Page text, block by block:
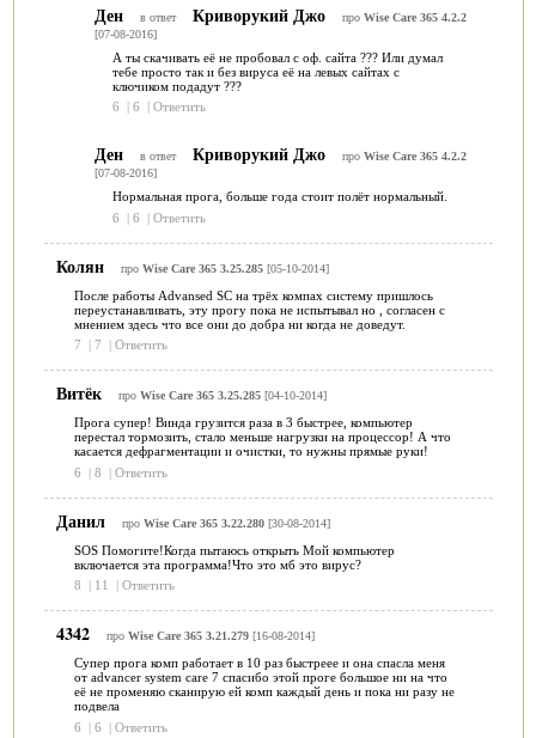
Ден в ответ Криворукий Джо про Wise Care 365 4.2.2
[07-08-2016]
А ты скачивать её не пробовал с оф. сайта ??? Или думал
тебе просто так и без вируса её на левых сайтах с
ключиком подадут ???
6
| 6 | Ответить
Ден в ответ Криворукий Джо про Wise Care 365 4.2.2
[07-08-2016]
Нормальная прога, больше года стоит полёт нормальный.
6
| 6 | Ответить
Колян про Wise Care 365 3.25.285[05-10-2014]
После работы Advansed SC на трёх компах систему пришлось
переустанавливать, эту прогу пока не испытывал но , согласен с
мнением здесь что все они до добра ни когда не доведут.
7
| 7 | Ответить
Витёк про Wise Care 365 3.25.285[04-10-2014]
Прога супер! Винда грузится раза в 3 быстрее, компьютер
перестал тормозить, стало меньше нагрузки на процессор! А что
касается дефрагментации и очистки, то нужны прямые руки!
6
| 8 | Ответить
Данил про Wise Care 365 3.22.280[30-08-2014]
SOS Помогите!Когда пытаюсь открыть Мой компьютер
включается эта программа!Что это мб это вирус?
8
| 11 | Ответить
4342 про Wise Care 365 3.21.279[16-08-2014]
Супер прога комп работает в 10 раз быстреее и она спасла меня
от advancer system care 7 спасибо этой проге большое ни на что
её не променяю сканирую ей комп каждый день и пока ни разу не
подвела
6
| 6 | Ответить